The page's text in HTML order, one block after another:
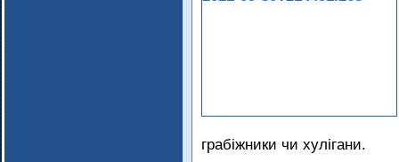
грабіжники чи хулігани.